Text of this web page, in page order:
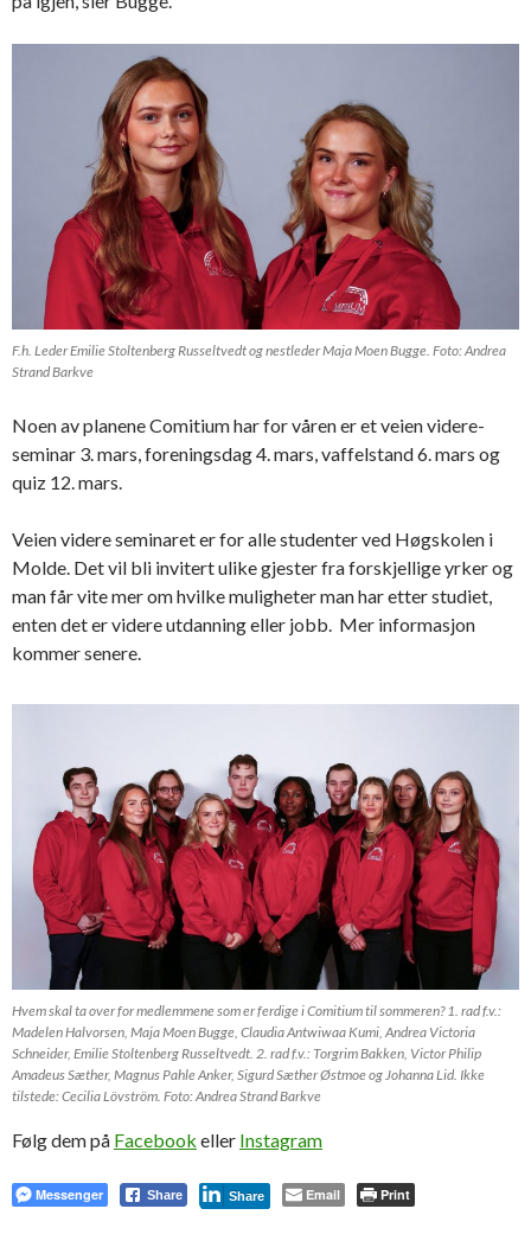
F.h. Leder Emilie Stoltenberg Russeltvedt og nestleder Maja Moen Bugge. Foto: Andrea
Strand Barkve
Noen av planene Comitium har for våren er et veien videre-
seminar 3. mars, foreningsdag 4. mars, vaffelstand 6. mars og
quiz 12. mars.
Veien videre seminaret er for alle studenter ved Høgskolen i
Molde. Det vil bli invitert ulike gjester fra forskjellige yrker og
man får vite mer om hvilke muligheter man har etter studiet,
enten det er videre utdanning eller jobb. Mer informasjon
kommer senere.
Hvem skal ta over for medlemmene som er ferdige i Comitium til sommeren? 1. rad f.v.:
Madelen Halvorsen, Maja Moen Bugge, Claudia Antwiwaa Kumi, Andrea Victoria
Schneider, Emilie Stoltenberg Russeltvedt. 2. rad f.v.: Torgrim Bakken, Victor Philip
Amadeus Sæther, Magnus Pahle Anker, Sigurd Sæther Østmoe og Johanna Lid. Ikke
tilstede: Cecilia Lövström. Foto: Andrea Strand Barkve
Følg dem på Facebook eller Instagram
Messenger Share Share Email Print